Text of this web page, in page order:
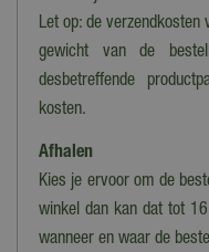
Let op: de
gewicht van de
desbetreffende
kosten.
Afhalen
Kies je ervoor om de
winkel dan kan dat tot
wanneer en waar de